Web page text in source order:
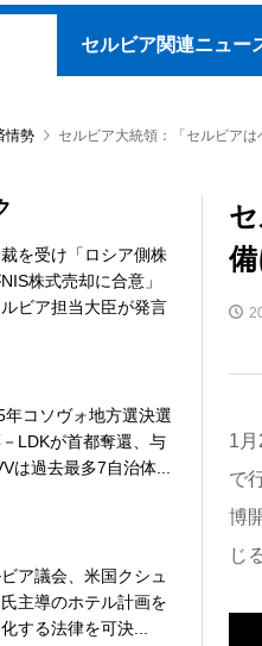
セルビア関連ニュー
情勢 セルビア大統領：「セルビア
1
で
博
じ
を受け「ロシア側株
株式売却に合意」
ビア担当大臣が発言
年コソヴォ地方選決選
LDKが首都奪還、与
は過去最多7自治体...
ア議会、米国クシュ
主導のホテル計画を
する法律を可決...